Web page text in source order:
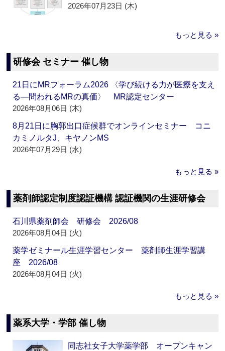
2026年07月23日 (木)
もっと見る »
研修会 セミナー 催し物
21日にMRフォーラム2026 〈学び続ける力が医療を支え
る―問われるMRの真価〉 MR認定センター
2026年08月06日 (木)
8月21日に胸郭出口症候群でオンラインセミナー コニ
カミノルタJ、キヤノンMS
2026年07月29日 (水)
もっと見る »
薬剤師認定制度認証機構 認証機関の生涯研修会
石川県薬剤師会 研修会 2026/08
2026年08月04日 (火)
薬学ゼミナール生涯学習センター 薬剤師生涯学習講
座 2026/08
2026年08月04日 (火)
もっと見る »
薬系大学・学部 催し物
同志社女子大学薬学部 オープンキャン